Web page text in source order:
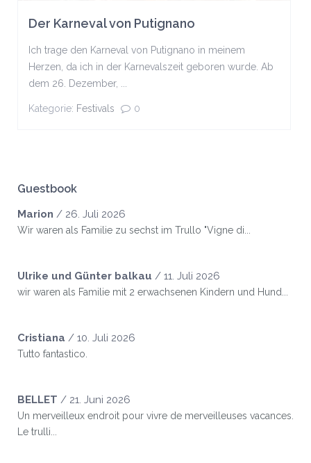
Der Karneval von Putignano
Ich trage den Karneval von Putignano in meinem
Herzen, da ich in der Karnevalszeit geboren wurde. Ab
dem 26. Dezember, ...
Kategorie: Festivals 0
Guestbook
Marion / 26. Juli 2026
Wir waren als Familie zu sechst im Trullo "Vigne di...
Ulrike und Günter balkau / 11. Juli 2026
wir waren als Familie mit 2 erwachsenen Kindern und Hund...
Cristiana / 10. Juli 2026
Tutto fantastico.
BELLET / 21. Juni 2026
Un merveilleux endroit pour vivre de merveilleuses vacances.
Le trulli...